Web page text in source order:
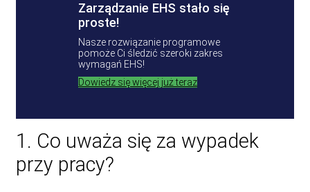
Zarządzanie EHS stało się
proste!
Nasze rozwiązanie programowe
pomoże Ci śledzić szeroki zakres
wymagań EHS!
Dowiedz się więcej już teraz
1. Co uważa się za wypadek
przy pracy?